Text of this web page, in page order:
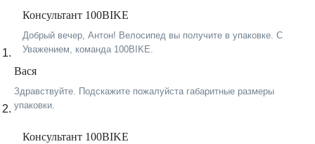
Консультант 100BIKE
Добрый вечер, Антон! Велосипед вы получите в упаковке. C
Уважением, команда 100BIKE.
Вася
Здравствуйте. Подскажите пожалуйста габаритные размеры
упаковки.
Консультант 100BIKE